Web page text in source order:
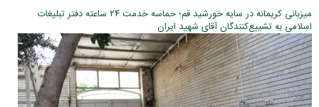
میزبانی کریمانه در سایه خورشید قم؛ حماسه خدمت ۲۴ ساعته دفتر تبلیغات
اسلامی به تشییع‌کنندگان آقای شهید ایران